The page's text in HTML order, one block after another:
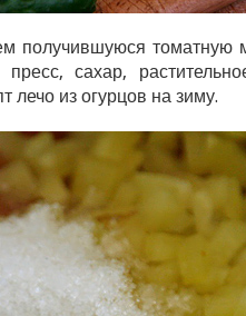
получившуюся томатную
сахар,
лечо из огурцов на зиму.